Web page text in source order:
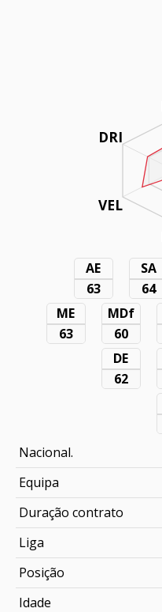
DRI
VEL
AE
63
SA
64
ME
63
MDf
60
DE
62
Nacional.
Equipa
Duração contrato
Liga
Posição
Idade